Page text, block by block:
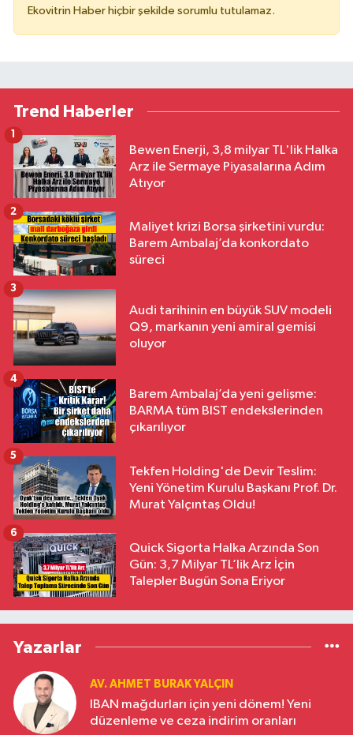
Ekovitrin Haber hiçbir şekilde sorumlu tutulamaz.
Trend Haberler
Bewen Enerji, 3,8 milyar TL'lik Halka
Arz ile Sermaye Piyasalarına Adım
Atıyor
1
Maliyet krizi Borsa şirketini vurdu:
Barem Ambalaj’da konkordato
süreci
2
Audi tarihinin en büyük SUV modeli
Q9, markanın yeni amiral gemisi
oluyor
3
Barem Ambalaj’da yeni gelişme:
BARMA tüm BIST endekslerinden
çıkarılıyor
4
Tekfen Holding'de Devir Teslim:
Yeni Yönetim Kurulu Başkanı Prof. Dr.
Murat Yalçıntaş Oldu!
5
Quick Sigorta Halka Arzında Son
Gün: 3,7 Milyar TL’lik Arz İçin
Talepler Bugün Sona Eriyor
6
Yazarlar
AV. AHMET BURAK YALÇIN
IBAN mağdurları için yeni dönem! Yeni
düzenleme ve ceza indirim oranları